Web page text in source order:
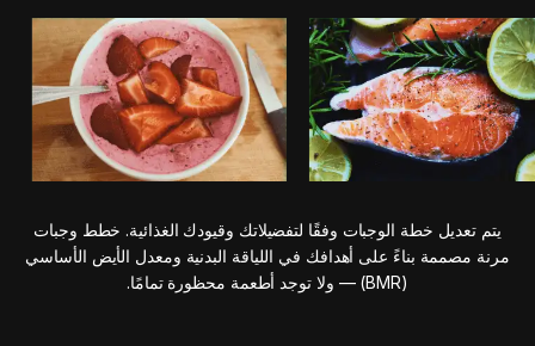
يتم تعديل خطة الوجبات وفقًا لتفضيلاتك وقيودك الغذائية. خطط وجبات
مرنة مصممة بناءً على أهدافك في اللياقة البدنية ومعدل الأيض الأساسي
(BMR) — ولا توجد أطعمة محظورة تمامًا.